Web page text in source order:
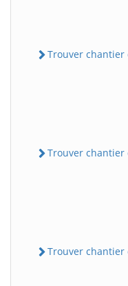
Trouver chantier
Trouver chantier
Trouver chantier